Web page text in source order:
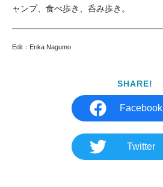
ャンプ、食べ歩き、呑み歩き。
Edit：Erika Nagumo
SHARE!
Facebook
Twitter